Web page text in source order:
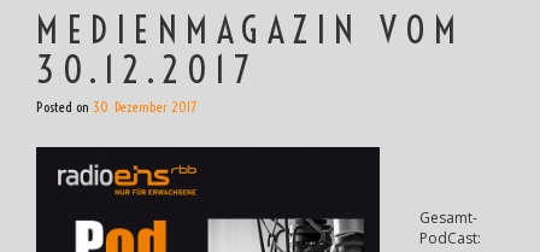
MEDIENMAGAZIN VOM
30.12.2017
Posted on 30. Dezember 2017
Gesamt-
PodCast: